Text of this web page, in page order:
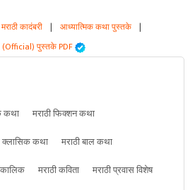
मराठी कादंबरी | आध्यात्मिक कथा पुस्तके |
(Official) पुस्तके PDF
कथा
मराठी फिक्शन कथा
क्लासिक कथा
मराठी बाल कथा
मराठी कविता
मराठी प्रवास विशेष